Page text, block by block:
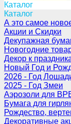
Каталог
Каталог
А это самое
Акции и Скидки
Декупажная
Новогодние
Декор к
Новый Год и
2026 - Год
2025 - Год Змеи
Аэрозоли для
Бумага для
Рождество,
Декоративные